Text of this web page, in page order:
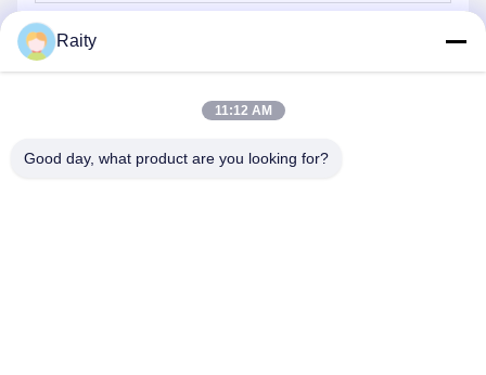
Raity
11:12 AM
Good day, what product are you looking for?